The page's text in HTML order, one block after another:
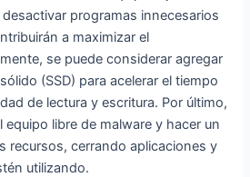
programas innecesarios
a maximizar el
se puede considerar agregar
(SSD) para acelerar el tiempo
de lectura y escritura. Por último,
libre de malware y hacer un
recursos, cerrando aplicaciones y
utilizando.